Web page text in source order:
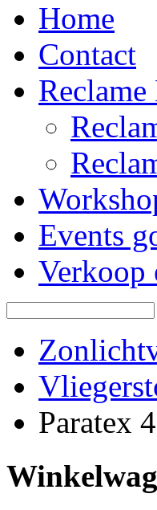
Home
Contact
Reclame
Events
Verkoop
Paratex